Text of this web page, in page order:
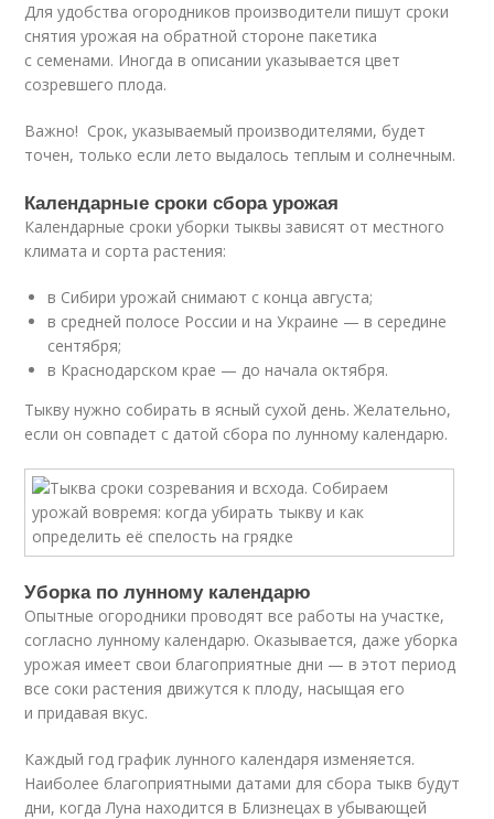
Для удобства огородников производители пишут сроки
снятия урожая на обратной стороне пакетика
с семенами. Иногда в описании указывается цвет
созревшего плода.
Важно! Срок, указываемый производителями, будет
точен, только если лето выдалось теплым и солнечным.
Календарные сроки сбора урожая
Календарные сроки уборки тыквы зависят от местного
климата и сорта растения:
в Сибири урожай снимают с конца августа;
в средней полосе России и на Украине — в середине
сентября;
в Краснодарском крае — до начала октября.
Тыкву нужно собирать в ясный сухой день. Желательно,
если он совпадет с датой сбора по лунному календарю.
Уборка по лунному календарю
Опытные огородники проводят все работы на участке,
согласно лунному календарю. Оказывается, даже уборка
урожая имеет свои благоприятные дни — в этот период
все соки растения движутся к плоду, насыщая его
и придавая вкус.
Каждый год график лунного календаря изменяется.
Наиболее благоприятными датами для сбора тыкв будут
дни, когда Луна находится в Близнецах в убывающей